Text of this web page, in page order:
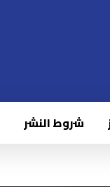
شروط النشر